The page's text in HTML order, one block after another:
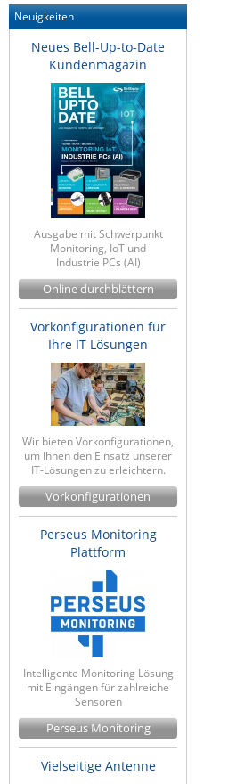
Neuigkeiten
Neues Bell-Up-to-Date
Kundenmagazin
Ausgabe mit Schwerpunkt
Monitoring, IoT und
Industrie PCs (AI)
Online durchblättern
Vorkonfigurationen für
Ihre IT Lösungen
Wir bieten Vorkonfigurationen,
um Ihnen den Einsatz unserer
IT-Lösungen zu erleichtern.
Vorkonfigurationen
Perseus Monitoring
Plattform
Intelligente Monitoring Lösung
mit Eingängen für zahlreiche
Sensoren
Perseus Monitoring
Vielseitige Antenne